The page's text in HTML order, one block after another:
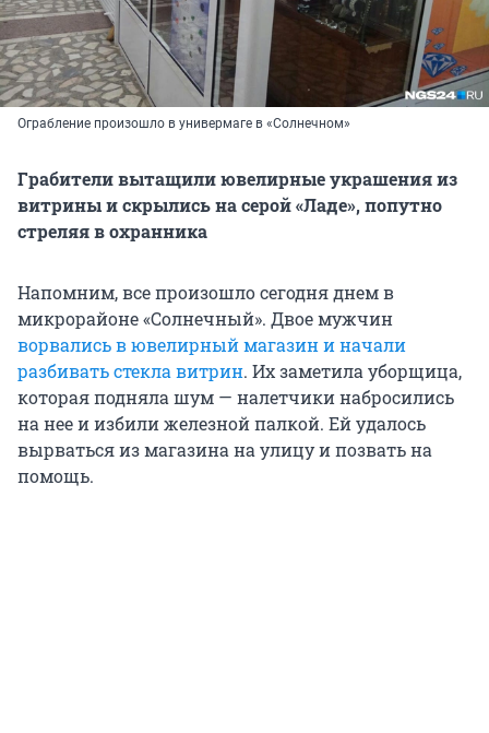
Ограбление произошло в универмаге в «Солнечном»
Грабители вытащили ювелирные украшения из
витрины и скрылись на серой «Ладе», попутно
стреляя в охранника
Напомним, все произошло сегодня днем в
микрорайоне «Солнечный». Двое мужчин
ворвались в ювелирный магазин и начали
разбивать стекла витрин. Их заметила уборщица,
которая подняла шум — налетчики набросились
на нее и избили железной палкой. Ей удалось
вырваться из магазина на улицу и позвать на
помощь.